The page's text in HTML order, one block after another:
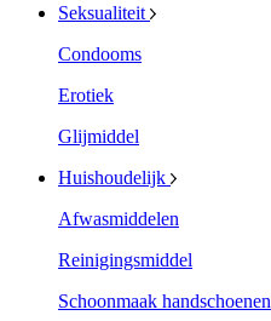
Seksualiteit
Condooms
Erotiek
Glijmiddel
Huishoudelijk
Afwasmiddelen
Reinigingsmiddel
Schoonmaak handschoenen